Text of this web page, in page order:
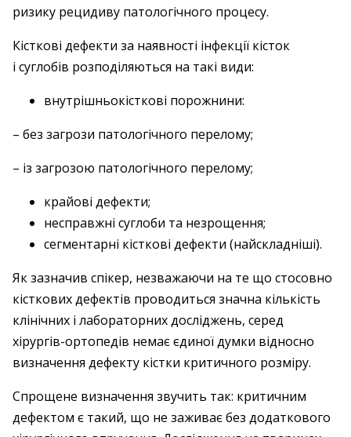
ризику рецидиву патологічного процесу.
Кісткові дефекти за наявності інфекції кісток
і суглобів розподіляються на такі види:
внутрішньокісткові порожнини:
– без загрози патологічного перелому;
– із загрозою патологічного перелому;
крайові дефекти;
несправжні суглоби та незрощення;
сегментарні кісткові дефекти (найскладніші).
Як зазначив спікер, незважаючи на те що стосовно
кісткових дефектів проводиться значна кількість
клінічних і лабораторних досліджень, серед
хірургів-­ортопедів немає єдиної думки відносно
визначення дефекту кістки критичного розміру.
Спрощене визначення звучить так: критичним
дефектом є такий, що не заживає без додаткового